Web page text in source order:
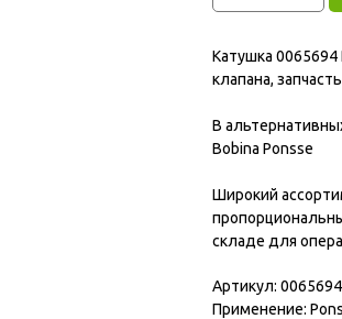
Катушка
клапана,
В
Bobina Ponsse
Широкий
складе для
Артикул: 0065694
Применение: